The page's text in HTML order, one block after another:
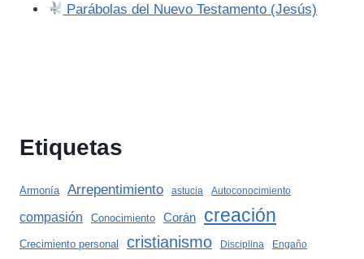
Parábolas del Nuevo Testamento (Jesús)
Etiquetas
Armonía Arrepentimiento astucia Autoconocimiento
compasión Conocimiento Corán creación
Crecimiento personal cristianismo Disciplina Engaño